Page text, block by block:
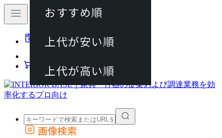
動画マニュアル
カート
外部サイトの商品をカートに追加
画像検索
おすすめ順
上代が安い順
上代が高い順